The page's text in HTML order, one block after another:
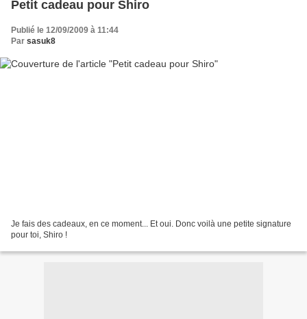
Petit cadeau pour Shiro
Publié le 12/09/2009 à 11:44
Par sasuk8
Je fais des cadeaux, en ce moment... Et oui. Donc voilà une petite signature
pour toi, Shiro !